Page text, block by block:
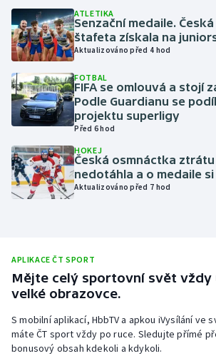
Lyže a snowboard
Moderní pětiboj
Motorsport
Olympijské hry
Parasport
Plavání
Ragby
Rychlobruslení
Rychlostní kanoistika
ATLETIKA
Senzační medaile.
štafeta získala na
Aktualizováno před 4 hod
FOTBAL
FIFA se omlouvá a stojí
Podle Guardianu se
projektu superligy
Před 6 hod
HOKEJ
Česká osmnáctka
nedotáhla a o medaile
Aktualizováno před 7 hod
APLIKACE ČT SPORT
Mějte celý sportovní svět vždy
velké obrazovce.
S mobilní aplikací, HbbTV a apkou iVysílání ve
máte ČT sport vždy po ruce. Sledujte přímé
bonusový obsah kdekoli a kdykoli.